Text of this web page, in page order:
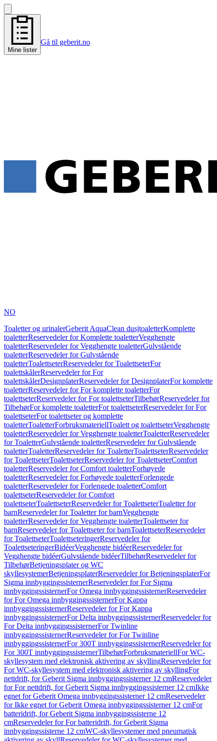
Mine lister
Gå til geberit.no
NO
Toaletter og urinalerGeberit AquaClean dusjtoaletterKomplette
toaletterReservedeler for Komplette toaletterVegghengte
toaletterReservedeler for Vegghengte toaletterGulvstående
toaletterReservedeler for Gulvstående
toaletterToalettseterReservedeler for ToalettseterFor
toalettskålerReservedeler for For
toalettskålerDesignplaterReservedeler for DesignplaterFor komplette
toaletterReservedeler for For komplette toaletterFor
toalettseterReservedeler for For toalettseterTilbehørReservedeler for
TilbehørFor komplette toaletterFor toalettseterReservedeler for For
toalettseterFor toalettseter og komplette
toaletterToaletterForbruksmateriellToalett og toalettseterVegghengte
toaletterReservedeler for Vegghengte toaletterToaletterReservedeler
for ToaletterGulvstående toaletterReservedeler for Gulvstående
toaletterToaletterReservedeler for ToaletterToalettseterReservedeler
for ToalettseterToalettseterReservedeler for ToalettseterComfort
toaletterReservedeler for Comfort toaletterForhøyede
toaletterReservedeler for Forhøyede toaletterForlengede
toaletterReservedeler for Forlengede toaletterComfort
toalettseterReservedeler for Comfort
toalettseterToalettseterReservedeler for ToalettseterToaletter for
barnReservedeler for Toaletter for barnVegghengte
toaletterReservedeler for Vegghengte toaletterToalettseter for
barnReservedeler for Toalettseter for barnToalettseterReservedeler
for ToalettseterToalettseteringerReservedeler for
ToalettseteringerBidéerVegghengte bidéerReservedeler for
Vegghengte bidéerGulvstående bidéerTilbehørReservedeler for
TilbehørBetjeningsplater og WC
skyllesystemerBetjeningsplaterReservedeler for BetjeningsplaterFor
Sigma innbyggingssisternerReservedeler for For Sigma
innbyggingssisternerFor Omega innbyggingssisternerReservedeler
for For Omega innbyggingssisternerFor Kappa
innbyggingssisternerReservedeler for For Kappa
innbyggingssisternerFor Delta innbyggingssisternerReservedeler for
For Delta innbyggingssisternerFor Twinline
innbyggingssisternerReservedeler for For Twinline
innbyggingssisternerFor 300T innbyggingssisternerReservedeler for
For 300T innbyggingssisternerTilbehørForbruksmateriellFor WC-
skyllesystem med elektronisk aktivering av skyllingReservedeler for
For WC-skyllesystem med elektronisk aktivering av skyllingFor
nettdrift, for Geberit Sigma innbyggingssisterner 12 cmReservedeler
for For nettdrift, for Geberit Sigma innbyggingssisterner 12 cmIkke
egnet for Geberit Omega innbyggingssisterner 12 cmReservedeler
for Ikke egnet for Geberit Omega innbyggingssisterner 12 cmFor
batteridrift, for Geberit Sigma innbyggingssisterne 12
cmReservedeler for For batteridrift, for Geberit Sigma
innbyggingssisterne 12 cmWC-skyllesystemer med pneumatisk